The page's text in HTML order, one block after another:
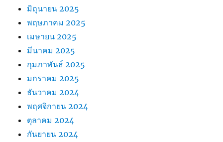
มิถุนายน 2025
พฤษภาคม 2025
เมษายน 2025
มีนาคม 2025
กุมภาพันธ์ 2025
มกราคม 2025
ธันวาคม 2024
พฤศจิกายน 2024
ตุลาคม 2024
กันยายน 2024